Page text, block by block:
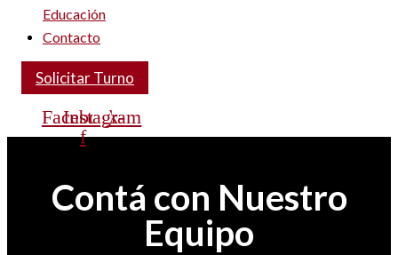
Educación
Contacto
Solicitar Turno
Facebook-
f
Instagram
Contá con Nuestro
Equipo